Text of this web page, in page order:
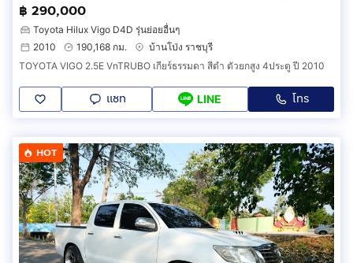
฿ 290,000
Toyota Hilux Vigo D4D รุ่นย่อยอื่นๆ
2010
190,168 กม.
บ้านโป่ง ราชบุรี
TOYOTA VIGO 2.5E VnTRUBO เกียร์ธรรมดา สีดำ ตัวยกสูง 4ประตู ปี 2010
แชท LINE โทร
HOT